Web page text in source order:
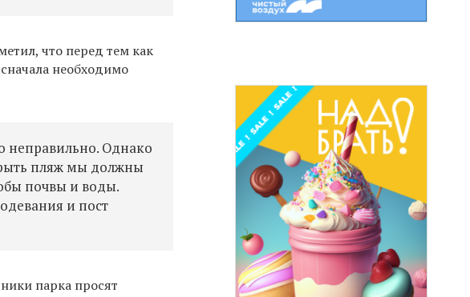
что перед тем как
необходимо
неправильно. Однако
пляж мы должны
почвы и воды.
и пост
парка просят